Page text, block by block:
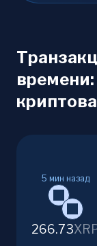
5 мин назад
266.73